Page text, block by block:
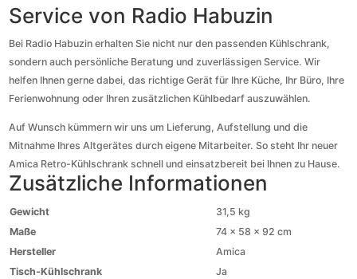
Service von Radio Habuzin
Bei Radio Habuzin erhalten Sie nicht nur den passenden Kühlschrank,
sondern auch persönliche Beratung und zuverlässigen Service. Wir
helfen Ihnen gerne dabei, das richtige Gerät für Ihre Küche, Ihr Büro, Ihre
Ferienwohnung oder Ihren zusätzlichen Kühlbedarf auszuwählen.
Auf Wunsch kümmern wir uns um Lieferung, Aufstellung und die
Mitnahme Ihres Altgerätes durch eigene Mitarbeiter. So steht Ihr neuer
Amica Retro-Kühlschrank schnell und einsatzbereit bei Ihnen zu Hause.
Zusätzliche Informationen
Gewicht
31,5 kg
Maße
74 × 58 × 92 cm
Hersteller
Amica
Tisch-Kühlschrank
Ja